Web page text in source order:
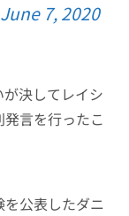
June 7, 2020
決してレイシ
言を行ったこ
公表したダニ